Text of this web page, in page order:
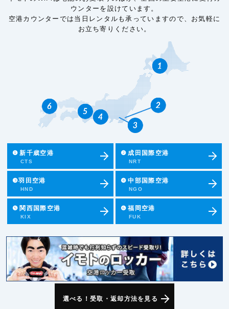
ウンターを設けています。
空港カウンターでは当日レンタルも承っていますので、お気軽に
お立ち寄りください。
❶ 新千歳空港
CTS
❷ 成田国際空港
NRT
❸羽田空港
HND
❹ 中部国際空港
NGO
❺ 関西国際空港
KIX
❻ 福岡空港
FUK
選べる！受取・返却方法を見る